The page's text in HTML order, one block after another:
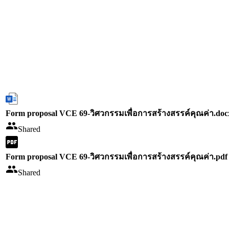
Form proposal VCE 69-วิศวกรรมเพื่อการสร้างสรรค์คุณค่า
Shared
Form proposal VCE 69-วิศวกรรมเพื่อการสร้างสรรค์คุณค่า.pdf
Shared